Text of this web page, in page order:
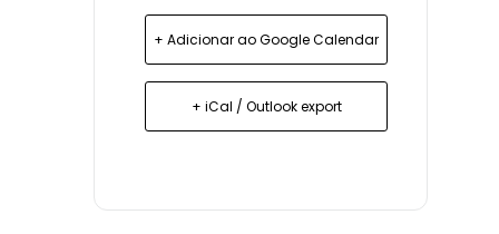
+ Adicionar ao Google Calendar
+ iCal / Outlook export